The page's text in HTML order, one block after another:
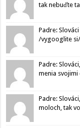
tak nebuďte
Padre:
/vygooglite si/
Padre:
menia svojimi
Padre:
moloch, tak